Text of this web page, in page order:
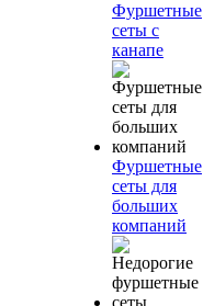
Фуршетные
сеты с
канапе
Фуршетные
сеты для
больших
компаний